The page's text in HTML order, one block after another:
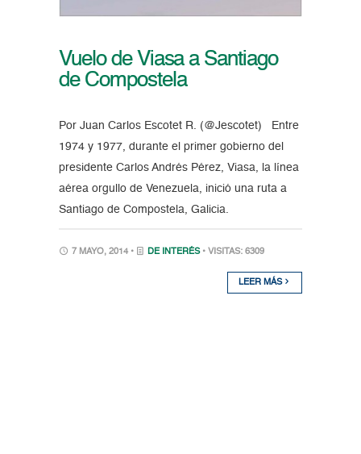
Vuelo de Viasa a Santiago
de Compostela
Por Juan Carlos Escotet R. (@Jescotet) Entre
1974 y 1977, durante el primer gobierno del
presidente Carlos Andrés Pérez, Viasa, la línea
aérea orgullo de Venezuela, inició una ruta a
Santiago de Compostela, Galicia.
7 MAYO, 2014 • DE INTERÉS • VISITAS: 6309
LEER MÁS